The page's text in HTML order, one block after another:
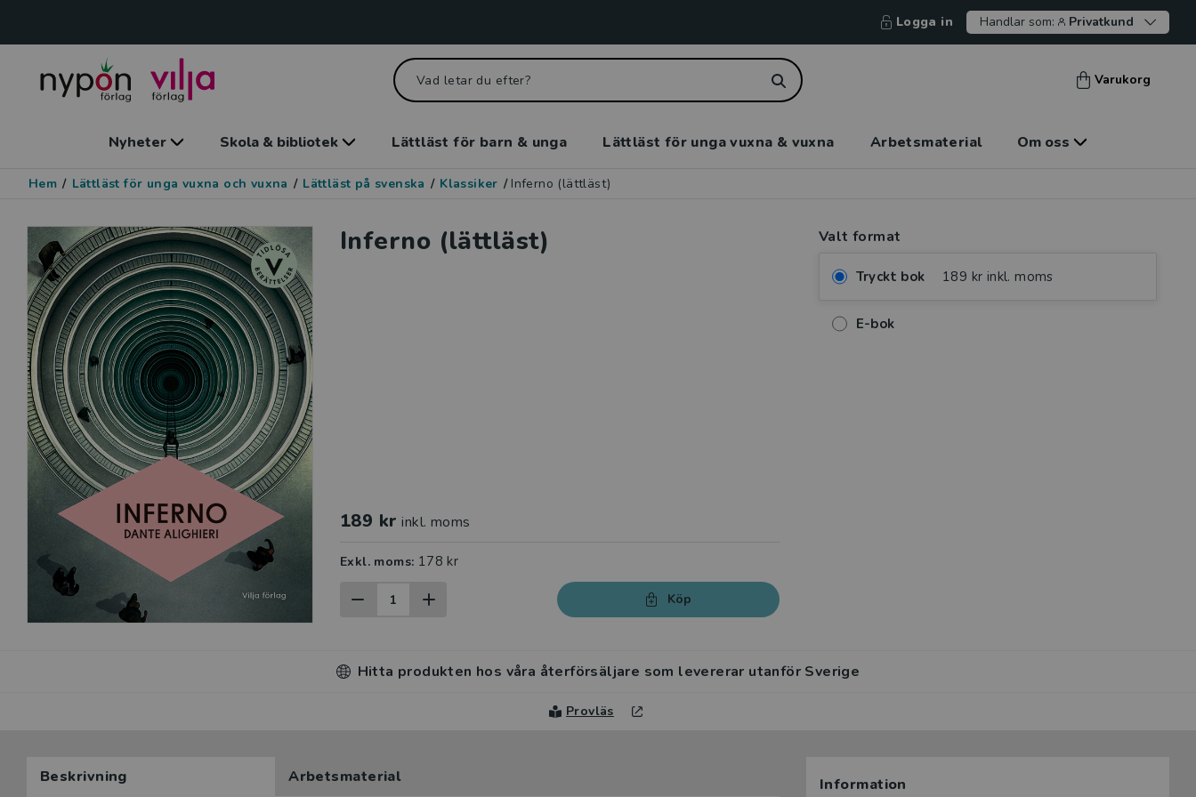
Logga in Handlar som: Privatkund
Varukorg
Nyheter Skola & bibliotek Lättläst för barn & unga Lättläst för unga vuxna & vuxna Arbetsmaterial Om oss
Hem / Lättläst för unga vuxna och vuxna / Lättläst på svenska / Klassiker / Inferno (lättläst)
Inferno (lättläst)
189 kr inkl. moms
Exkl. moms: 178 kr
Köp
Valt format
Tryckt bok 189 kr inkl. moms
E-bok
Hitta produkten hos våra återförsäljare som levererar utanför Sverige
Provläs
Beskrivning Arbetsmaterial Information